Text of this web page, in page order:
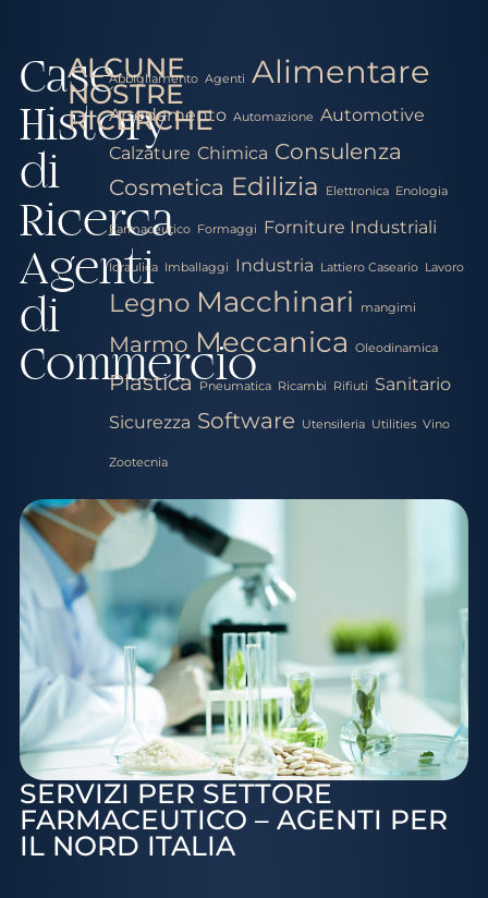
Case
History
di
Ricerca
Agenti
di
Commercio
ALCUNE
NOSTRE
RICERCHE
Abbigliamento Agenti Alimentare
Arredamento Automazione Automotive
Calzature Chimica Consulenza
Cosmetica Edilizia Elettronica Enologia
Farmaceutico Formaggi Forniture Industriali
Idraulica Imballaggi Industria Lattiero Caseario Lavoro
Legno Macchinari mangimi
Marmo Meccanica Oleodinamica
Plastica Pneumatica Ricambi Rifiuti
Sanitario
Sicurezza Software Utensileria Utilities Vino
Zootecnia
SERVIZI PER SETTORE
FARMACEUTICO – AGENTI PER
IL NORD ITALIA